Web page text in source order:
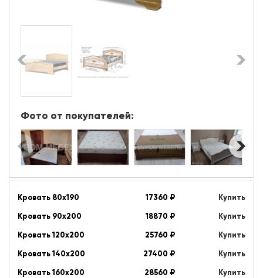
Фото от покупателей:
Кровать 80х190 17360 ₽
Купить
Кровать 90х200
18870 ₽
Купить
Кровать 120х200
25760 ₽
Купить
Кровать 140х200
27400 ₽
Купить
Кровать 160х200
28560 ₽
Купить